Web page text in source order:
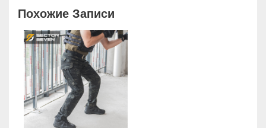
Похожие Записи